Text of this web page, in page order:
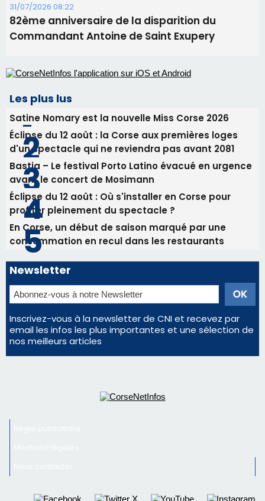
31/07/2026 08:22
82ème anniversaire de la disparition du
Commandant Antoine de Saint Exupery
Les plus lus
Satine Nomary est la nouvelle Miss Corse 2026
Éclipse du 12 août : la Corse aux premières loges
d'un spectacle qui ne reviendra pas avant 2081
Bastia – Le festival Porto Latino évacué en urgence
avant le concert de Mosimann
Éclipse du 12 août : Où s'installer en Corse pour
profiter pleinement du spectacle ?
En Corse, un début de saison marqué par une
consommation en recul dans les restaurants
Newsletter
Inscrivez-vous à la newsletter de CNI et recevez par
email les infos les plus importantes et une sélection de
nos meilleurs articles